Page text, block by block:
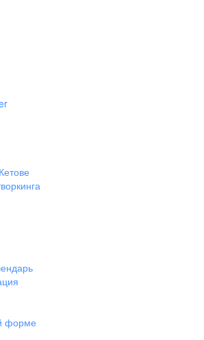
20,
7 этаж,
3.4
форме